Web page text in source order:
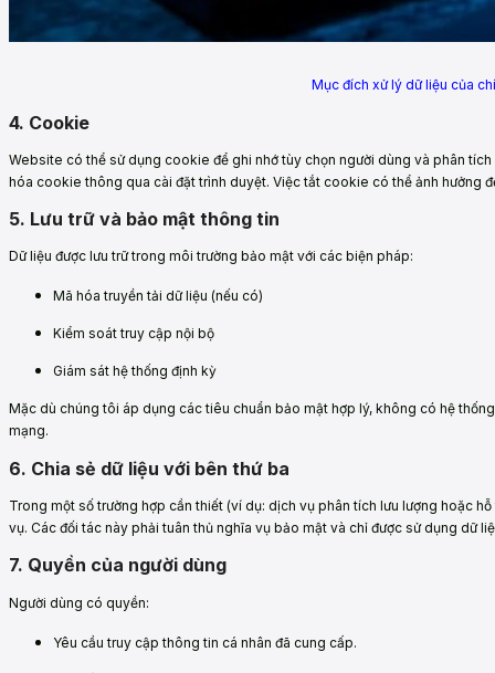
Mục đích xử lý dữ liệu của
4. Cookie
Website có thể sử dụng cookie để ghi nhớ tùy chọn người dùng và phân
hóa cookie thông qua cài đặt trình duyệt. Việc tắt cookie có thể ảnh hưởng
5. Lưu trữ và bảo mật thông tin
Dữ liệu được lưu trữ trong môi trường bảo mật với các biện pháp:
Mã hóa truyền tải dữ liệu (nếu có)
Kiểm soát truy cập nội bộ
Giám sát hệ thống định kỳ
Mặc dù chúng tôi áp dụng các tiêu chuẩn bảo mật hợp lý, không có hệ
mạng.
6. Chia sẻ dữ liệu với bên thứ ba
Trong một số trường hợp cần thiết (ví dụ: dịch vụ phân tích lưu lượng hoặc
vụ. Các đối tác này phải tuân thủ nghĩa vụ bảo mật và chỉ được sử dụng dữ
7. Quyền của người dùng
Người dùng có quyền:
Yêu cầu truy cập thông tin cá nhân đã cung cấp.